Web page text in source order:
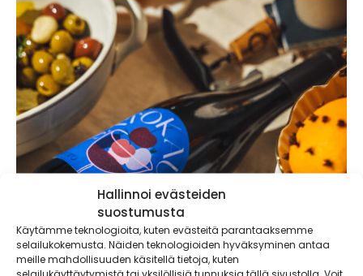
Hallinnoi evästeiden
suostumusta
Käytämme teknologioita, kuten evästeitä parantaaksemme
selailukokemusta. Näiden teknologioiden hyväksyminen antaa
meille mahdollisuuden käsitellä tietoja, kuten